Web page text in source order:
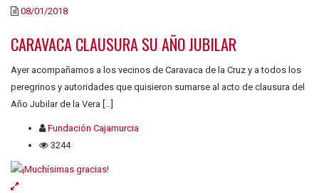
08/01/2018
CARAVACA CLAUSURA SU AÑO JUBILAR
Ayer acompañamos a los vecinos de Caravaca de la Cruz y a todos los
peregrinos y autoridades que quisieron sumarse al acto de clausura del
Año Jubilar de la Vera […]
Fundación Cajamurcia
3244